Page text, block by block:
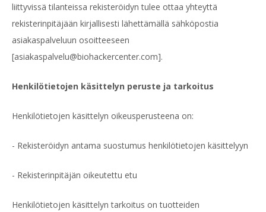
liittyvissä tilanteissa rekisteröidyn tulee ottaa yhteyttä
rekisterinpitäjään kirjallisesti lähettämällä sähköpostia
asiakaspalveluun osoitteeseen
[asiakaspalvelu@biohackercenter.com].
Henkilötietojen käsittelyn peruste ja tarkoitus
Henkilötietojen käsittelyn oikeusperusteena on:
- Rekisteröidyn antama suostumus henkilötietojen käsittelyyn
- Rekisterinpitäjän oikeutettu etu
Henkilötietojen käsittelyn tarkoitus on tuotteiden